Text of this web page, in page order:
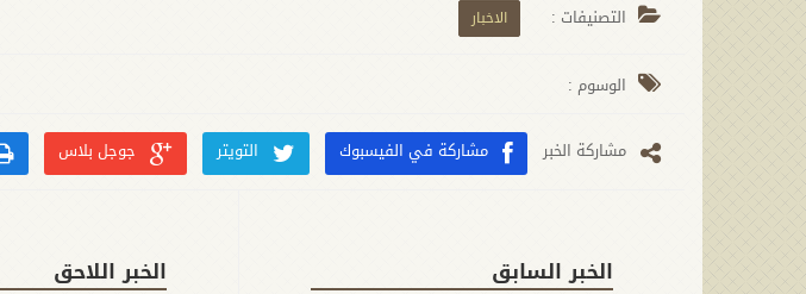
التصنيفات : الاخبار
الوسوم :
مشارکة الخبر مشاركة في الفيسبوك التويتر جوجل بلاس
الخبر السابق الخبر اللاحق